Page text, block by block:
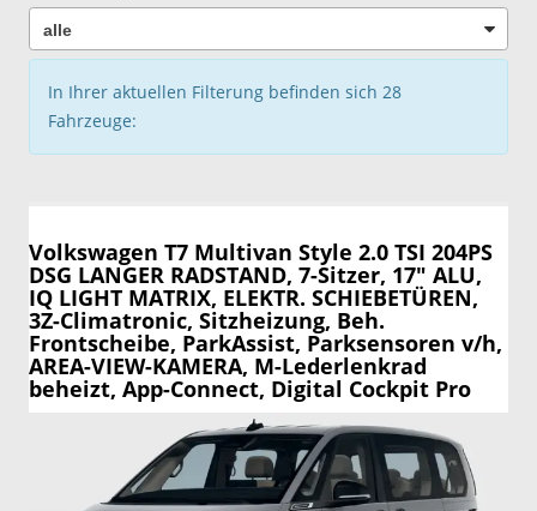
In Ihrer aktuellen Filterung befinden sich 28
Fahrzeuge:
Volkswagen T7 Multivan Style 2.0 TSI 204PS
DSG LANGER RADSTAND, 7-Sitzer, 17" ALU,
IQ LIGHT MATRIX, ELEKTR. SCHIEBETÜREN,
3Z-Climatronic, Sitzheizung, Beh.
Frontscheibe, ParkAssist, Parksensoren v/h,
AREA-VIEW-KAMERA, M-Lederlenkrad
beheizt, App-Connect, Digital Cockpit Pro